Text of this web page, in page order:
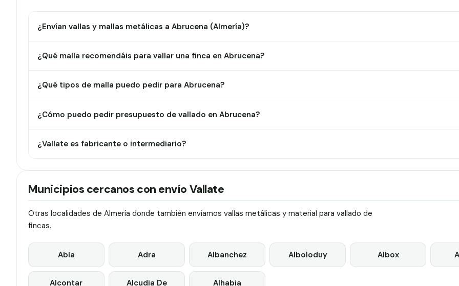
¿Envían vallas y mallas metálicas a Abrucena (Almería)?
¿Qué malla recomendáis para vallar una finca en Abrucena?
¿Qué tipos de malla puedo pedir para Abrucena?
¿Cómo puedo pedir presupuesto de vallado en Abrucena?
¿Vallate es fabricante o intermediario?
Municipios cercanos con envío Vallate
Otras localidades de Almería donde también enviamos vallas metálicas y material para vallado de
fincas.
Abla Adra Albanchez Alboloduy Albox
Alcontar
Alcudia De
Alhabia